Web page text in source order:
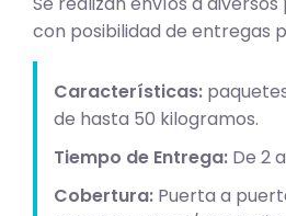
con posibilidad de entregas
Características:
de hasta 50 kilogramos.
Tiempo de Entrega: De 2
Cobertura: Puerta a